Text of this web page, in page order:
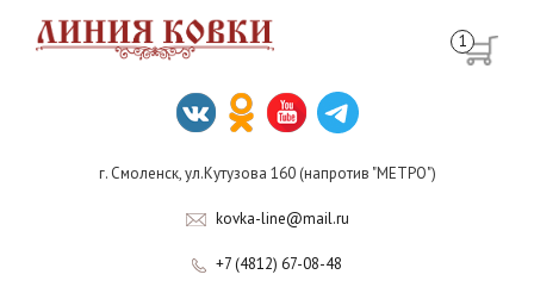
г. Смоленск, ул.Кутузова 160 (напротив "МЕТРО")
kovka-line@mail.ru
+7 (4812) 67-08-48
1